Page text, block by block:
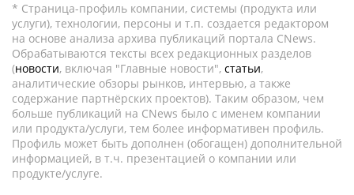
* Страница-профиль компании, системы (продукта или
услуги), технологии, персоны и т.п. создается редактором
на основе анализа архива публикаций портала CNews.
Обрабатываются тексты всех редакционных разделов
(новости, включая "Главные новости", статьи,
аналитические обзоры рынков, интервью, а также
содержание партнёрских проектов). Таким образом, чем
больше публикаций на CNews было с именем компании
или продукта/услуги, тем более информативен профиль.
Профиль может быть дополнен (обогащен) дополнительной
информацией, в т.ч. презентацией о компании или
продукте/услуге.